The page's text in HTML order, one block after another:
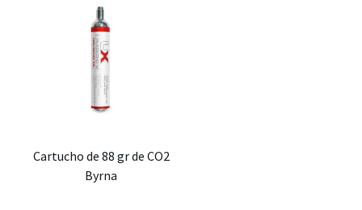
Cartucho de 88 gr de CO2
Byrna